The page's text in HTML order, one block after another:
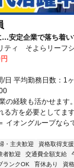
安定企業で落ち着い
応援します！
ティ そよらリーフシ
日 平均勤務日数：1
の経験も活かせます
る方を必要としてま
イオングループなら
・主夫歓迎 資格取得支
者歓迎 交通費全額支給
ランクOK 育休あり
資